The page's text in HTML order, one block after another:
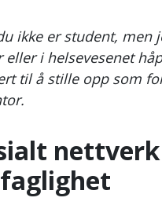
ikke er student, men
eller i helsevesenet
til å stille opp som